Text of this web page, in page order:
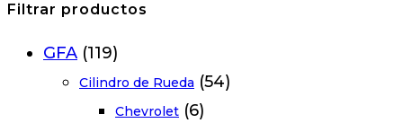
Filtrar productos
GFA (119)
Cilindro de Rueda (54)
Chevrolet (6)